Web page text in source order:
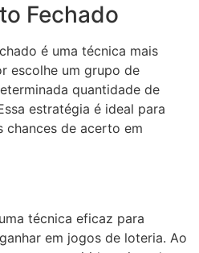
Fechado
é uma técnica mais
escolhe um grupo de
quantidade de
estratégia é ideal para
chances de acerto em
técnica eficaz para
em jogos de loteria. Ao